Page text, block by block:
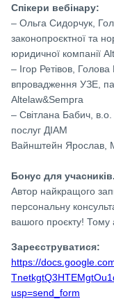
Спікери вебінару:
– Ольга Сидорчук,
законопроєктної та
юридичної компанії
– Ігор Ретівов,
впровадження УЗЕ,
Altelaw&Sempra
– Світлана Бабич,
послуг ДІАМ
Вайнштейн Ярослав,
Бонус для учасників.
Автор найкращого
персональну
вашого проєкту! Тому
Зареєструватися:
https://
usp=send_form